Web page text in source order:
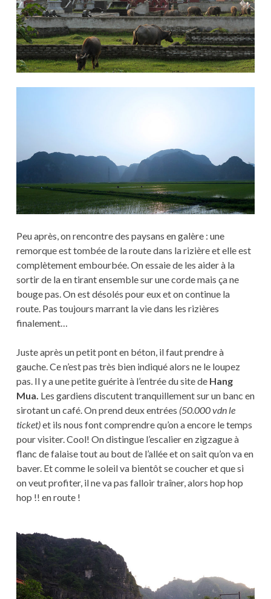
Peu après, on rencontre des paysans en galère : une
remorque est tombée de la route dans la rizière et elle est
complètement embourbée. On essaie de les aider à la
sortir de la en tirant ensemble sur une corde mais ça ne
bouge pas. On est désolés pour eux et on continue la
route. Pas toujours marrant la vie dans les rizières
finalement…
Juste après un petit pont en béton, il faut prendre à
gauche. Ce n’est pas très bien indiqué alors ne le loupez
pas. Il y a une petite guérite à l’entrée du site de Hang
Mua. Les gardiens discutent tranquillement sur un banc en
sirotant un café. On prend deux entrées (50.000 vdn le
ticket)et ils nous font comprendre qu’on a encore le temps
pour visiter. Cool! On distingue l’escalier en zigzague à
flanc de falaise tout au bout de l’allée et on sait qu’on va en
baver. Et comme le soleil va bientôt se coucher et que si
on veut profiter, il ne va pas falloir traîner, alors hop hop
hop !! en route !